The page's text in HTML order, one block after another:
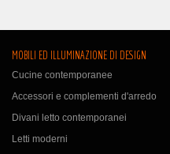
MOBILI ED ILLUMINAZIONE DI DESIGN
Cucine contemporanee
Accessori e complementi d'arredo
Divani letto contemporanei
Letti moderni